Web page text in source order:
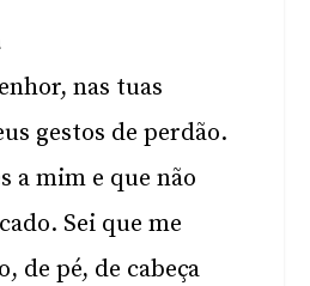
nas tuas
gestos de perdão.
a mim e que não
Sei que me
de pé, de cabeça